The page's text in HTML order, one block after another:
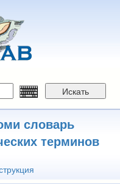
Искать
словарь
терминов